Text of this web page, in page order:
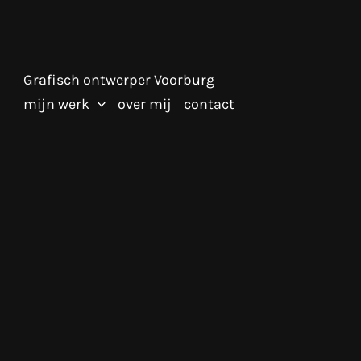
Grafisch ontwerper Voorburg
mijn werk
over mij contact